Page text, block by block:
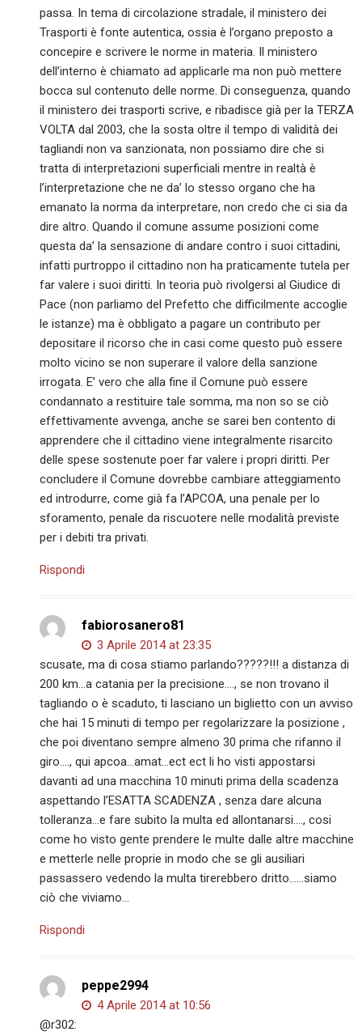
passa. In tema di circolazione stradale, il ministero dei
Trasporti è fonte autentica, ossia è l’organo preposto a
concepire e scrivere le norme in materia. Il ministero
dell’interno è chiamato ad applicarle ma non può mettere
bocca sul contenuto delle norme. Di conseguenza, quando
il ministero dei trasporti scrive, e ribadisce già per la TERZA
VOLTA dal 2003, che la sosta oltre il tempo di validità dei
tagliandi non va sanzionata, non possiamo dire che si
tratta di interpretazioni superficiali mentre in realtà è
l’interpretazione che ne da’ lo stesso organo che ha
emanato la norma da interpretare, non credo che ci sia da
dire altro. Quando il comune assume posizioni come
questa da’ la sensazione di andare contro i suoi cittadini,
infatti purtroppo il cittadino non ha praticamente tutela per
far valere i suoi diritti. In teoria può rivolgersi al Giudice di
Pace (non parliamo del Prefetto che difficilmente accoglie
le istanze) ma è obbligato a pagare un contributo per
depositare il ricorso che in casi come questo può essere
molto vicino se non superare il valore della sanzione
irrogata. E’ vero che alla fine il Comune può essere
condannato a restituire tale somma, ma non so se ciò
effettivamente avvenga, anche se sarei ben contento di
apprendere che il cittadino viene integralmente risarcito
delle spese sostenute poer far valere i propri diritti. Per
concludere il Comune dovrebbe cambiare atteggiamento
ed introdurre, come già fa l’APCOA, una penale per lo
sforamento, penale da riscuotere nelle modalità previste
per i debiti tra privati.
Rispondi
fabiorosanero81
3 Aprile 2014 at 23:35
scusate, ma di cosa stiamo parlando?????!!! a distanza di
200 km…a catania per la precisione…., se non trovano il
tagliando o è scaduto, ti lasciano un biglietto con un avviso
che hai 15 minuti di tempo per regolarizzare la posizione ,
che poi diventano sempre almeno 30 prima che rifanno il
giro…., qui apcoa…amat…ect ect li ho visti appostarsi
davanti ad una macchina 10 minuti prima della scadenza
aspettando l’ESATTA SCADENZA , senza dare alcuna
tolleranza…e fare subito la multa ed allontanarsi…., cosi
come ho visto gente prendere le multe dalle altre macchine
e metterle nelle proprie in modo che se gli ausiliari
passassero vedendo la multa tirerebbero dritto……siamo
ciò che viviamo…
Rispondi
peppe2994
4 Aprile 2014 at 10:56
@r302: